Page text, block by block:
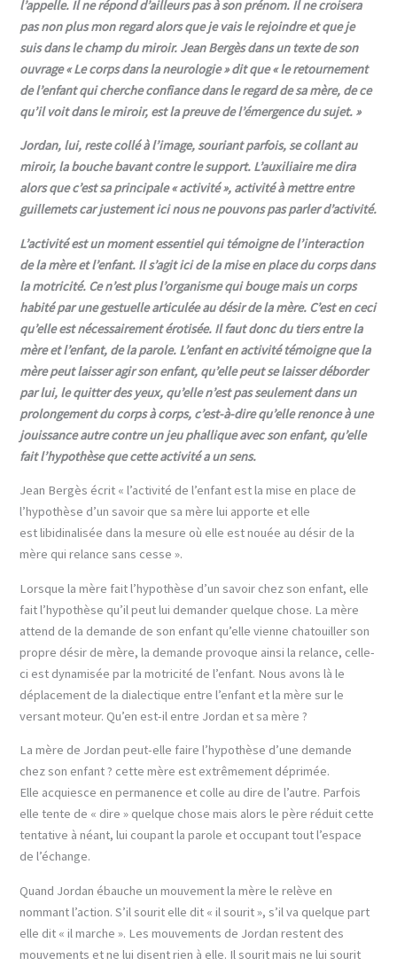
l’appelle. Il ne répond d’ailleurs pas à son prénom. Il ne croisera
pas non plus mon regard alors que je vais le rejoindre et que je
suis dans le champ du miroir. JeanBergès dans un texte de son
ouvrage « Le corps dans la neurologie » dit que«le retournement
de l’enfant qui cherche confiance dans le regard de sa mère, de ce
qu’il voit dans le miroir, est la preuve de l’émergence du sujet. »
Jordan, lui, reste collé à l’image, souriant parfois, se collant au
miroir, la bouche bavant contre le support. L’auxiliaire me dira
alors que c’est sa principale « activité », activité à mettre entre
guillemets car justement ici nous ne pouvons pas parler d’activité.
L’activité est un moment essentiel qui témoigne de l’interaction
de la mère et l’enfant. Il s’agit ici de la mise en place du corps dans
la motricité. Ce n’est plus l’organisme qui bouge mais un corps
habité par une gestuelle articulée au désir de la mère. C’est en ceci
qu’elle est nécessairement érotisée. Il faut donc du tiers entre la
mère et l’enfant, de la parole. L’enfant en activité témoigne que la
mère peut laisser agir son enfant, qu’elle peut se laisser déborder
par lui, le quitter des yeux, qu’elle n’est pas seulement dans un
prolongement du corps à corps, c’est-à-dire qu’elle renonce à une
jouissance autre contre un jeu phallique avec son enfant, qu’elle
fait l’hypothèse que cette activité a un sens.
Jean Bergès écrit « l’activité de l’enfant est la mise en place de
l’hypothèse d’un savoir que sa mère lui apporte et elle
est libidinalisée dans la mesure où elle est nouée au désir de la
mère qui relance sans cesse ».
Lorsque la mère fait l’hypothèse d’un savoir chez son enfant, elle
fait l’hypothèse qu’il peut lui demander quelque chose. La mère
attend de la demande de son enfant qu’elle vienne chatouiller son
propre désir de mère, la demande provoque ainsi la relance, celle-
ci est dynamisée par la motricité de l’enfant. Nous avons là le
déplacement de la dialectique entre l’enfant et la mère sur le
versant moteur. Qu’en est-il entre Jordan et sa mère ?
La mère de Jordan peut-elle faire l’hypothèse d’une demande
chez son enfant ? cette mère est extrêmement déprimée.
Elle acquiesce en permanence et colle au dire de l’autre. Parfois
elle tente de « dire » quelque chose mais alors le père réduit cette
tentative à néant, lui coupant la parole et occupant tout l’espace
de l’échange.
Quand Jordan ébauche un mouvement la mère le relève en
nommant l’action. S’il sourit elle dit « il sourit », s’il va quelque part
elle dit « il marche ». Les mouvements de Jordan restent des
mouvements et ne lui disent rien à elle. Il sourit mais ne lui sourit